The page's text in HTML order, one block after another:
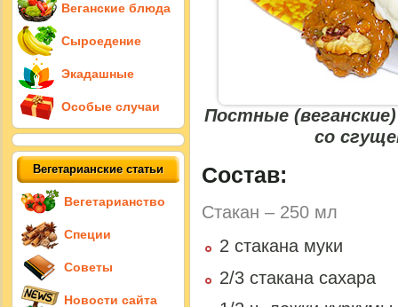
Постные
со
Состав:
Стакан – 250 мл
2 стакана муки
2/3 стакана сахара
Веганские блюда
Сыроедение
Экадашные
Особые случаи
Вегетарианские статьи
Вегетарианство
Специи
Советы
Новости сайта